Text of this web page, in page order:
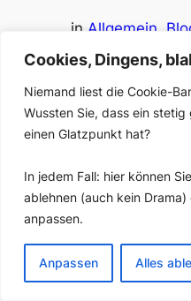
Cookies, Dingens,
Niemand liest die Cookie-
Wussten Sie, dass ein
einen Glatzpunkt hat?
In jedem Fall: hier können
ablehnen (auch kein
anpassen.
Anpassen Alles
in Allgemein
Teil eines dreiteiligen
Gegenwart und Zukunft
geschah: Teil 1 [hier zu
Unterschieden in der
zwischen dem analogen
nachgegangen, die den…